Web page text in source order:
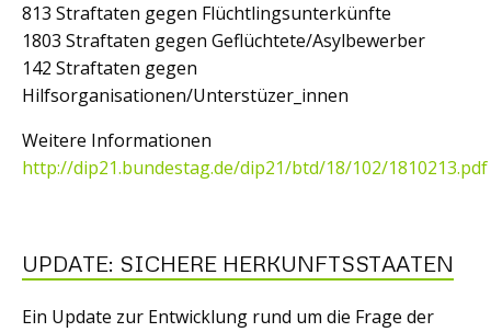
813 Straftaten gegen Flüchtlingsunterkünfte
1803 Straftaten gegen Geflüchtete/Asylbewerber
142 Straftaten gegen
Hilfsorganisationen/Unterstüzer_innen
Weitere Informationen
http://dip21.bundestag.de/dip21/btd/18/102/1810213.pdf
UPDATE: SICHERE HERKUNFTSSTAATEN
Ein Update zur Entwicklung rund um die Frage der